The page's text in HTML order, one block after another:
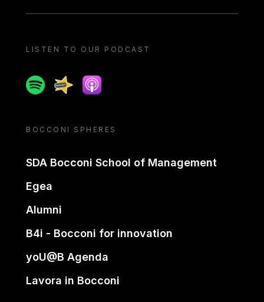
LISTEN TO OUR PODCAST
SpotifySpreakerApple podcast
BOCCONI SPHERES
SDA Bocconi School of Management
Egea
Alumni
B4i - Bocconi for innovation
yoU@B Agenda
Lavora in Bocconi